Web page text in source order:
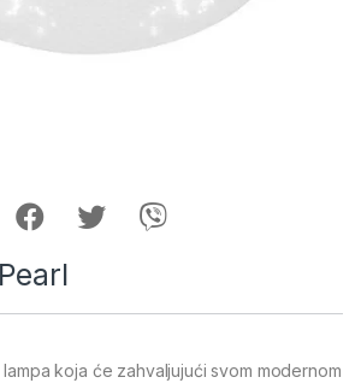
lampa koja će zahvaljujući svom modernom